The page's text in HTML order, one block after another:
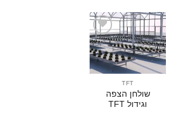
הוסף
לרשימת
המשאלות
TFT
שולחן הצפה
וגידול TFT